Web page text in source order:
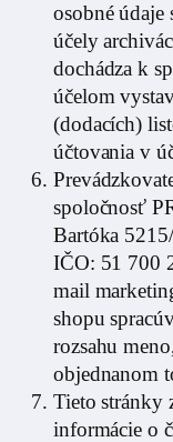
osobné
účely
dochádza k
účelom
(dodacích)
účtovania v
spoločnosť
Bartóka
IČO: 51 700
mail
shopu
rozsahu
objednanom
Tieto stránky
informácie o